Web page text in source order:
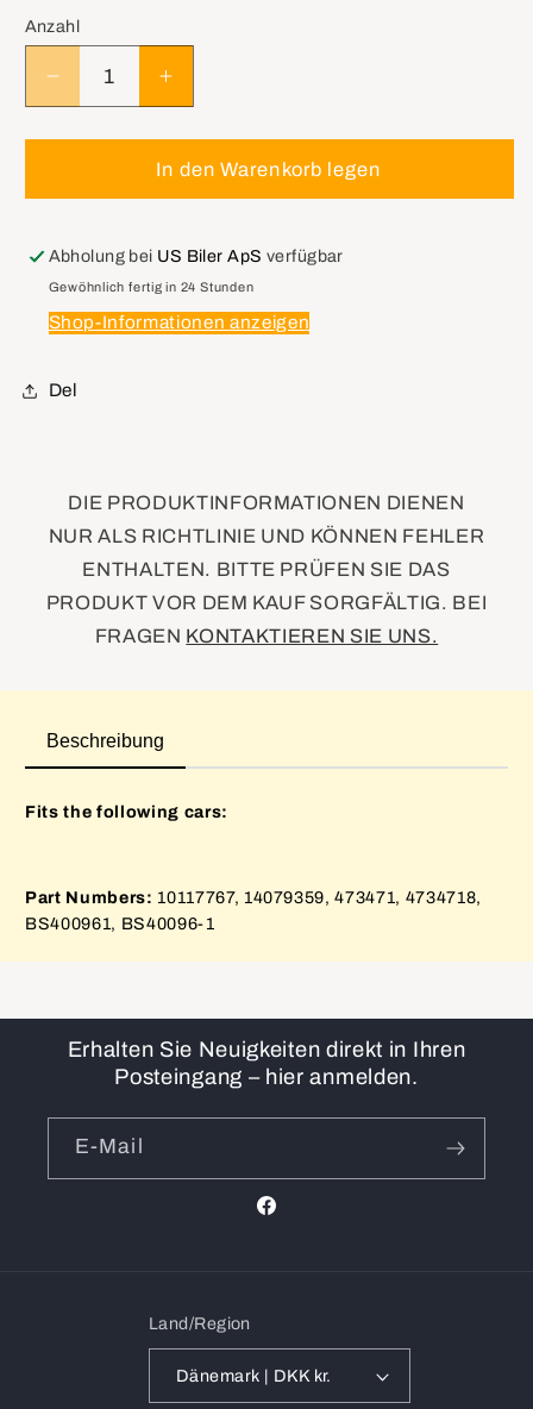
Anzahl
Verringere
die
Menge
GM
BS40096-
1
Seal,Rear
Bearing
Ring)
Erhöhe
die
Menge
für
GM
BS40096-
1
Seal,Rear
Bearing
In den Warenkorb legen
Abholung bei US Biler ApS verfügbar
Gewöhnlich fertig in 24 Stunden
Shop-Informationen anzeigen
Del
DIE PRODUKTINFORMATIONEN DIENEN
NUR ALS RICHTLINIE UND KÖNNEN FEHLER
ENTHALTEN. BITTE PRÜFEN SIE DAS
PRODUKT VOR DEM KAUF SORGFÄLTIG. BEI
FRAGEN KONTAKTIEREN SIE UNS.
Beschreibung
Fits the following cars:
Part Numbers: 10117767, 14079359, 473471, 4734718,
BS400961, BS40096-1
Erhalten Sie Neuigkeiten direkt in Ihren
Posteingang – hier anmelden.
E-Mail
Facebook
Land/Region
Dänemark | DKK kr.